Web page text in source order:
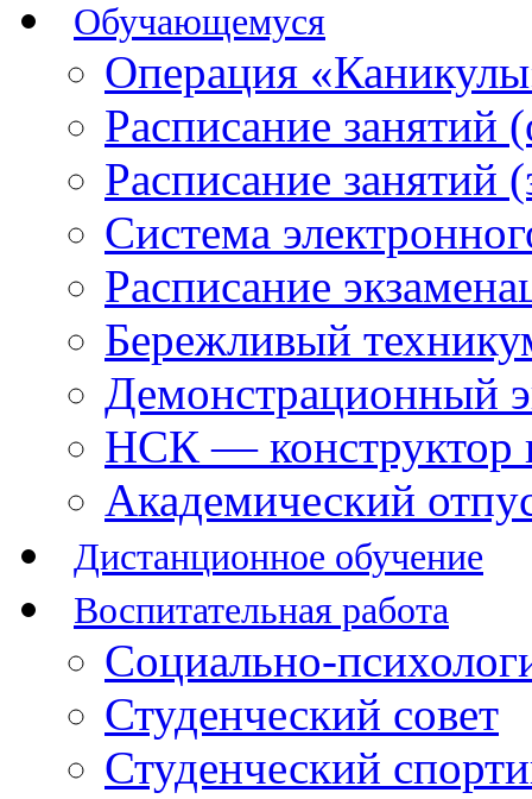
Обучающемуся
Операция
Расписание занятий
Расписание занятий
Система
Расписание
Бережливый
Демонстрационный
НСК — конструктор
Академический
Дистанционное обучение
Воспитательная работа
Социально-
Студенческий совет
Студенческий